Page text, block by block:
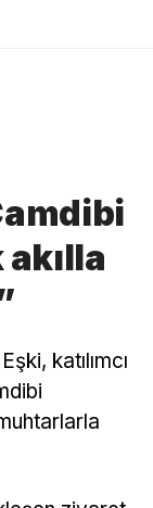
katılımcı